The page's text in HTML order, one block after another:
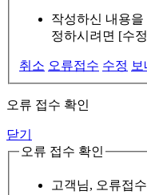
작성하신 내용
정하시려면 [수
취소 오류접수 수정 보
오류 접수 확인
닫기
오류 접수 확인
고객님, 오류접